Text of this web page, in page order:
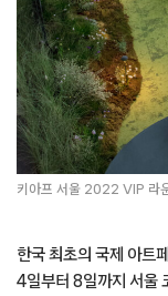
키아프 서울 2022 VIP 라
한국 최초의 국제 아
4일부터 8일까지 서울